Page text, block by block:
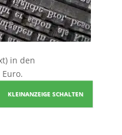
in den
KLEINANZEIGE SCHALTEN